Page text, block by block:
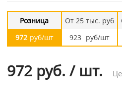
Розница
972 руб/шт
От 25 тыс. руб
923 руб/шт
972 руб. / шт.